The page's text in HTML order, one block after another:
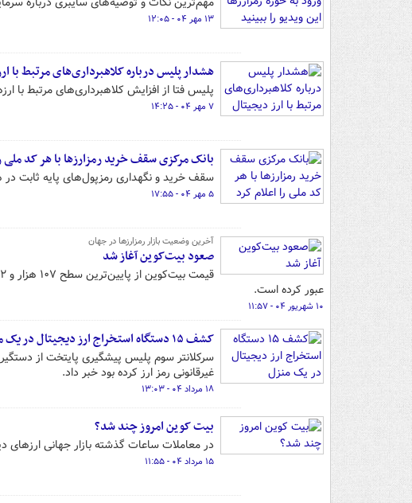
۱۳ مهر ۰۴ - ۱۲:۰۵
هشدار پلیس درباره کلاهبرداری‌های مرتبط با
پلیس فتا از افزایش کلاهبرداری‌های مرتبط با
۷ مهر ۰۴ - ۱۴:۲۵
بانک مرکزی سقف خرید رمزارزها با هر کد ملی
سقف خرید و نگهداری رمزپول‌های پایه ثابت
۵ مهر ۰۴ - ۱۷:۵۵
آخرین وضعیت بازار رمزارزها در جهان
صعود بیت‌کوین آغاز شد
عبور کرده است.
۱۰ شهریور ۰۴ - ۱۱:۵۷
کشف ۱۵ دستگاه استخراج ارز دیجیتال در یک منزل
غیرقانونی رمز ارز کرده بود خبر داد.
۱۸ مرداد ۰۴ - ۱۳:۰۳
بیت کوین امروز چند شد؟
در معاملات ساعات گذشته بازار جهانی ارزهای دیجیتال،
۱۵ مرداد ۰۴ - ۱۱:۵۵